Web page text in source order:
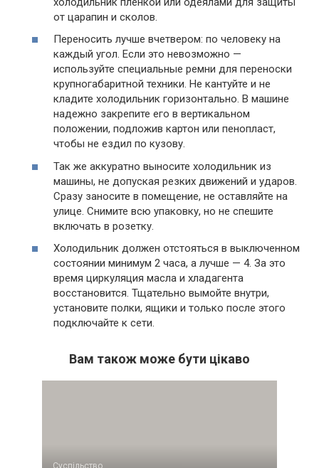
от царапин и сколов.
Переносить лучше вчетвером: по человеку на
каждый угол. Если это невозможно —
используйте специальные ремни для переноски
крупногабаритной техники. Не кантуйте и не
кладите холодильник горизонтально. В машине
надежно закрепите его в вертикальном
положении, подложив картон или пенопласт,
чтобы не ездил по кузову.
Так же аккуратно выносите холодильник из
машины, не допуская резких движений и ударов.
Сразу заносите в помещение, не оставляйте на
улице. Снимите всю упаковку, но не спешите
включать в розетку.
Холодильник должен отстояться в выключенном
состоянии минимум 2 часа, а лучше — 4. За это
время циркуляция масла и хладагента
восстановится. Тщательно вымойте внутри,
установите полки, ящики и только после этого
подключайте к сети.
Вам також може бути цікаво